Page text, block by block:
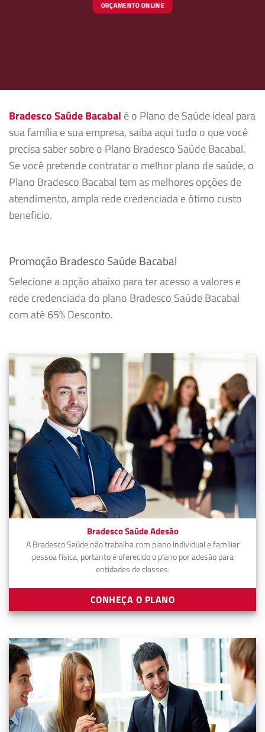
ORÇAMENTO ONLINE
Bradesco Saúde Bacabal é o Plano de Saúde ideal para
sua família e sua empresa, saiba aqui tudo o que você
precisa saber sobre o Plano Bradesco Saúde Bacabal.
Se você pretende contratar o melhor plano de saúde, o
Plano Bradesco Bacabal tem as melhores opções de
atendimento, ampla rede credenciada e ótimo custo
beneficio.
Promoção Bradesco Saúde Bacabal
Selecione a opção abaixo para ter acesso a valores e
rede credenciada do plano Bradesco Saúde Bacabal
com até 65% Desconto.
Bradesco Saúde Adesão
A Bradesco Saúde não trabalha com plano individual e familiar
pessoa física, portanto é oferecido o plano por adesão para
entidades de classes.
CONHEÇA O PLANO